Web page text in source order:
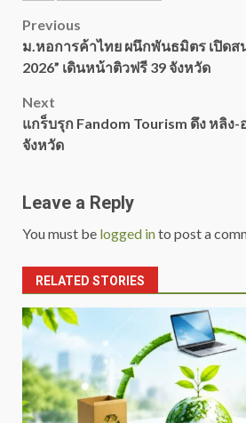
Post
navigation
Previous
ม.หอการค้าไทย ผนึกพันธมิตร เปิดส
2026” เดินหน้าติวฟรี 39 จังหวัด
Next
แกร็บรุก Fandom Tourism ดึง หลิง-
จังหวัด
Leave a Reply
You must be logged into post a
RELATED STORIES